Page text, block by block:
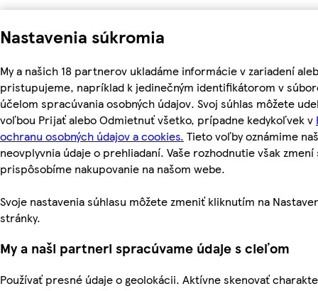
Nastavenia súkromia
My a našich 18 partnerov ukladáme informácie v zariadení
pristupujeme, napríklad k jedinečným identifikátorom v
účelom spracúvania osobných údajov. Svoj súhlas môžete
voľbou Prijať alebo Odmietnuť všetko, prípadne kedykoľvek v
ochranu osobných údajov a cookies. Tieto voľby oznámime
neovplyvnia údaje o prehliadaní. Vaše rozhodnutie však zmení
prispôsobíme nakupovanie na našom webe.
Svoje nastavenia súhlasu môžete zmeniť kliknutím na
stránky.
My a naši partneri spracúvame údaje s cieľom
Používať presné údaje o geolokácii. Aktívne skenovať